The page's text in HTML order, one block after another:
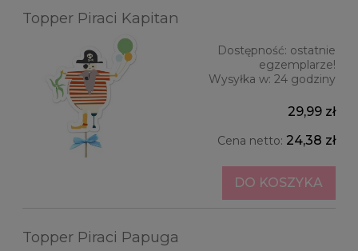
Topper Piraci Kapitan
Dostępność: ostatnie
egzemplarze!
Wysyłka w: 24 godziny
29,99 zł
Cena netto: 24,38 zł
DO KOSZYKA
Topper Piraci Papuga